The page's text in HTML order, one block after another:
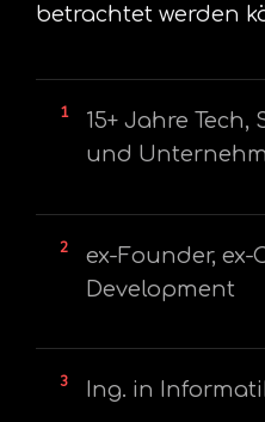
betrachtet werden
1
15+ Jahre
und
2
ex-Founder, ex-
Development
3 Ing. in